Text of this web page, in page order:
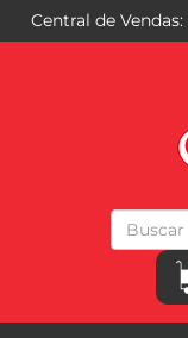
Central de Vendas